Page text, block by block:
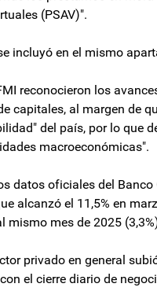
(PSAV)".
incluyó en el mismo
reconocieron los
capitales, al margen de
del país, por lo que
macroeconómicas".
datos oficiales del Banco
alcanzó el 11,5% en
mismo mes de 2025
privado en general
el cierre diario de